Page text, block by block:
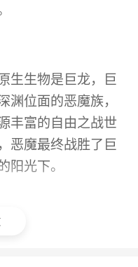
生生物是巨龙，巨
渊位面的恶魔族，
丰富的自由之战世
恶魔最终战胜了巨
阳光下。
力，竟然在恶魔的